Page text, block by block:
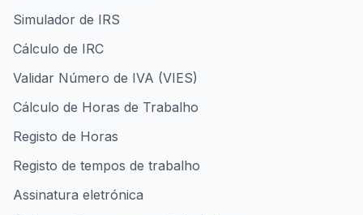
Simulador de IRS
Cálculo de IRC
Validar Número de IVA (VIES)
Cálculo de Horas de Trabalho
Registo de Horas
Registo de tempos de trabalho
Assinatura eletrónica